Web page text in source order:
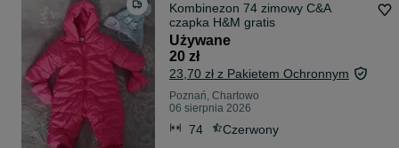
Kombinezon 74 zimowy C&A
czapka H&M gratis
Używane
20 zł
23,70 zł z Pakietem Ochronnym
Poznań, Chartowo
06 sierpnia 2026
74 Czerwony